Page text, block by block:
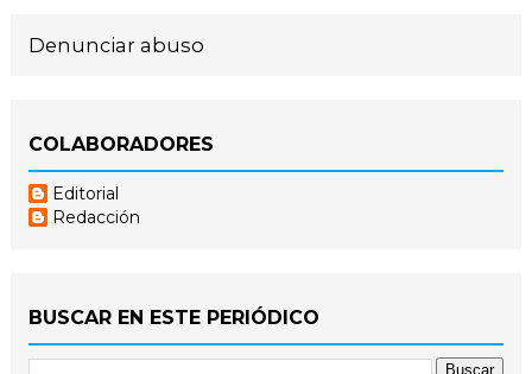
Denunciar abuso
COLABORADORES
Editorial
Redacción
BUSCAR EN ESTE PERIÓDICO